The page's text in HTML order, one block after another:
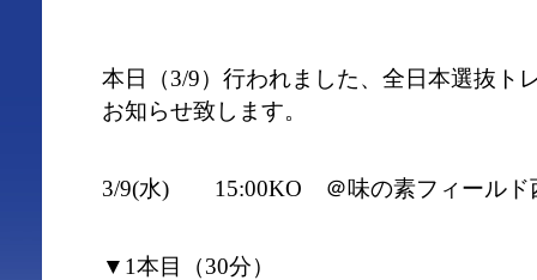
本日（3/9）行われました、全日本選抜ト
お知らせ致します。
3/9(水) 15:00KO ＠味の素フィールド
▼1本目（30分）